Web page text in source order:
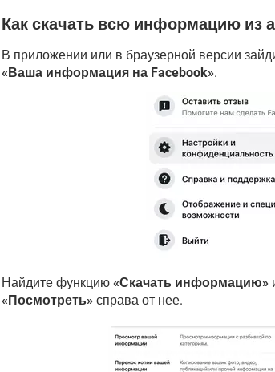
Как скачать всю информацию из
В приложении или в браузерной версии
«Ваша информация на Facebook».
Найдите функцию «Скачать информацию»
«Посмотреть» справа от нее.